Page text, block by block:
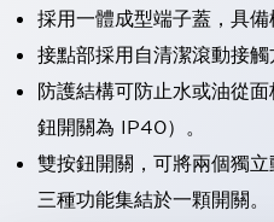
採用一體成型端子蓋，具備
接點部採用自清潔滾動接觸
防護結構可防止水或油從
鈕開關為 IP40）。
雙按鈕開關，可將兩個獨
三種功能集結於一顆開關。